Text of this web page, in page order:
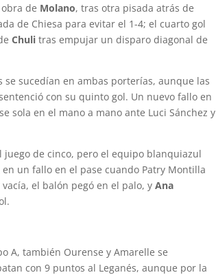
de Molano, tras otra pisada atrás de
de Chiesa para evitar el 1-4; el cuarto gol
Chuli tras empujar un disparo diagonal de
sucedían en ambas porterías, aunque las
con su quinto gol. Un nuevo fallo en
sola en el mano a mano ante Luci Sánchez y
juego de cinco, pero el equipo blanquiazul
un fallo en el pase cuando Patry Montilla
el balón pegó en el palo, yAna
A, también Ourense y Amarelle se
con 9 puntos al Leganés, aunque por la